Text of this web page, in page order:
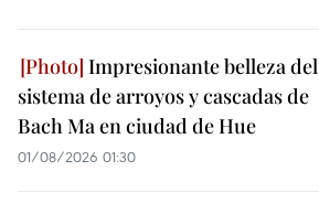
Impresionante belleza del
sistema de arroyos y cascadas de
Bach Ma en ciudad de Hue
01/08/2026 01:30